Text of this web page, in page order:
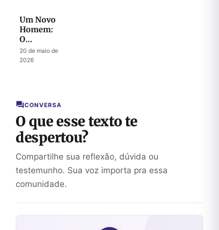
Um Novo
Homem:
O
Mistério
do
20 de maio de
2026
CONVERSA
O que esse texto te
despertou?
Compartilhe sua reflexão, dúvida ou
testemunho. Sua voz importa pra essa
comunidade.